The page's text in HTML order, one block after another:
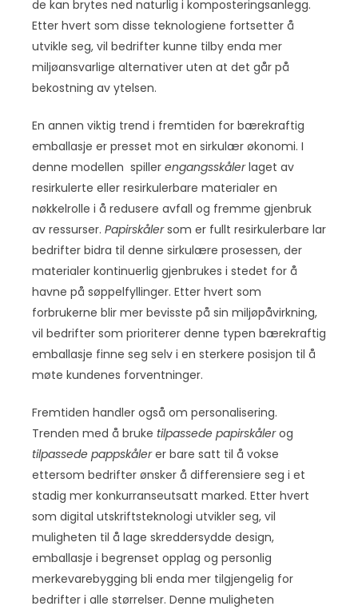
de kan brytes ned naturlig i komposteringsanlegg.
Etter hvert som disse teknologiene fortsetter å
utvikle seg, vil bedrifter kunne tilby enda mer
miljøansvarlige alternativer uten at det går på
bekostning av ytelsen.
En annen viktig trend i fremtiden for bærekraftig
emballasje er presset mot en sirkulær økonomi. I
denne modellen spiller engangsskålerlaget av
resirkulerte eller resirkulerbare materialer en
nøkkelrolle i å redusere avfall og fremme gjenbruk
av ressurser. Papirskålersom er fullt resirkulerbare lar
bedrifter bidra til denne sirkulære prosessen, der
materialer kontinuerlig gjenbrukes i stedet for å
havne på søppelfyllinger. Etter hvert som
forbrukerne blir mer bevisste på sin miljøpåvirkning,
vil bedrifter som prioriterer denne typen bærekraftig
emballasje finne seg selv i en sterkere posisjon til å
møte kundenes forventninger.
Fremtiden handler også om personalisering.
Trenden med å bruke tilpassede papirskålerog
tilpassede pappskålerer bare satt til å vokse
ettersom bedrifter ønsker å differensiere seg i et
stadig mer konkurranseutsatt marked. Etter hvert
som digital utskriftsteknologi utvikler seg, vil
muligheten til å lage skreddersydde design,
emballasje i begrenset opplag og personlig
merkevarebygging bli enda mer tilgjengelig for
bedrifter i alle størrelser. Denne muligheten